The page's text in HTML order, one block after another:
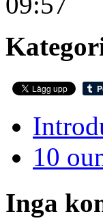
10
Inga